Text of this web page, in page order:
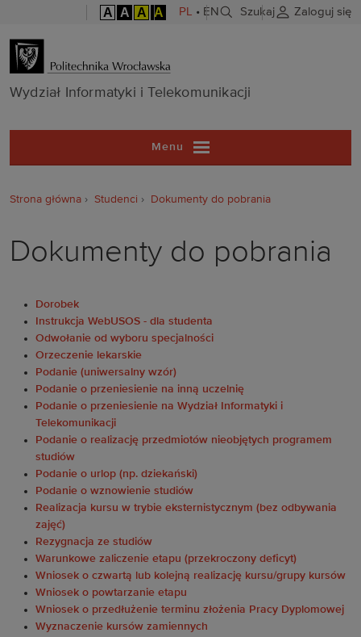
A A A A PL • EN Szukaj Zaloguj się
Wydział
Wydział Informatyki i Telekomunikacji
Menu
Strona główna Studenci Dokumenty do pobrania
Dokumenty do pobrania
Dorobek
Instrukcja WebUSOS - dla studenta
Odwołanie od wyboru specjalności
Orzeczenie lekarskie
Podanie (uniwersalny wzór)
Podanie o przeniesienie na inną uczelnię
Podanie o przeniesienie na Wydział Informatyki i
Telekomunikacji
Podanie o realizację przedmiotów nieobjętych programem
studiów
Podanie o urlop (np. dziekański)
Podanie o wznowienie studiów
Realizacja kursu w trybie eksternistycznym (bez odbywania
zajęć)
Rezygnacja ze studiów
Warunkowe zaliczenie etapu (przekroczony deficyt)
Wniosek o czwartą lub kolejną realizację kursu/grupy kursów
Wniosek o powtarzanie etapu
Wniosek o przedłużenie terminu złożenia Pracy Dyplomowej
Wyznaczenie kursów zamiennych